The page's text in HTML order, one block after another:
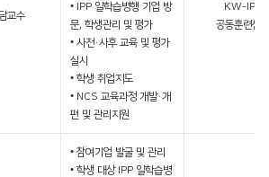
교수
• IPP 일학습병행 기업 방
문, 학생관리 및 평가
• 사전·사후 교육 및 평가
실시
• 학생 취업지도
• NCS 교육과정 개발·개
편 및 관리지원
KW-IPP
공동훈련센터
• 참여기업 발굴 및 관리
• 학생 대상 IPP 일학습병